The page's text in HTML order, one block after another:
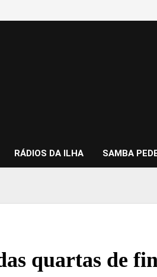
RÁDIOS DA ILHA SAMBA
quartas de